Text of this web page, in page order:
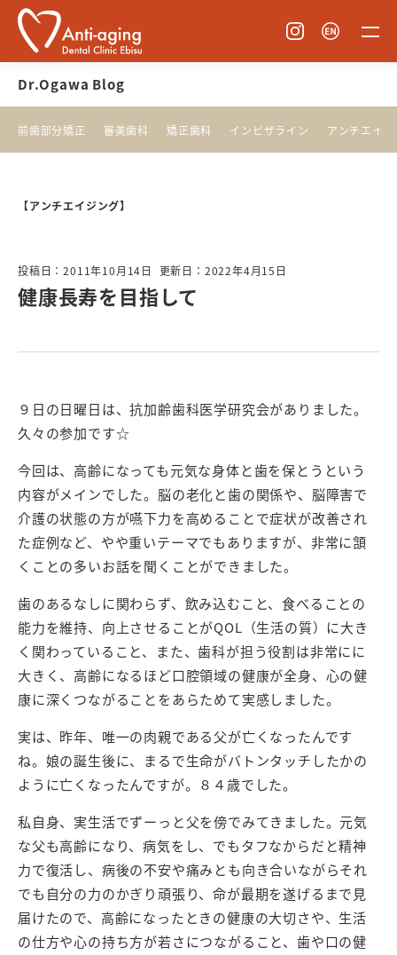
Dr.Ogawa Blog
前歯部分矯正 審美歯科 矯正歯科 インビザライン アンチエイ
【アンチエイジング】
投稿日：2011年10月14日 更新日：2022年4月15日
健康長寿を目指して
９日の日曜日は、抗加齢歯科医学研究会がありました。
久々の参加です☆
今回は、高齢になっても元気な身体と歯を保とうという
内容がメインでした。脳の老化と歯の関係や、脳障害で
介護の状態の方が嚥下力を高めることで症状が改善され
た症例など、やや重いテーマでもありますが、非常に頷
くことの多いお話を聞くことができました。
歯のあるなしに関わらず、飲み込むこと、食べることの
能力を維持、向上させることがQOL（生活の質）に大き
く関わっていること、また、歯科が担う役割は非常にに
大きく、高齢になるほど口腔領域の健康が全身、心の健
康に深くつながることをあらためて実感しました。
実は、昨年、唯一の肉親である父が亡くなったんです
ね。娘の誕生後に、まるで生命がバトンタッチしたかの
ように亡くなったんですが。８４歳でした。
私自身、実生活でずーっと父を傍でみてきました。元気
な父も高齢になり、病気をし、でもタフなからだと精神
力で復活し、病後の不安や痛みとも向き合いながらそれ
でも自分の力のかぎり頑張り、命が最期を遂げるまで見
届けたので、高齢になったときの健康の大切さや、生活
の仕方や心の持ち方が若さにつながること、歯や口の健